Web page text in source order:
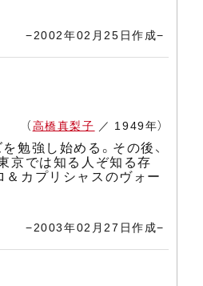
−2002年02月25日作成−
（高橋真梨子 ／ 1949年）
勉強し始める。その後、
京では知る人ぞ知る存
＆カプリシャスのヴォー
−2003年02月27日作成−